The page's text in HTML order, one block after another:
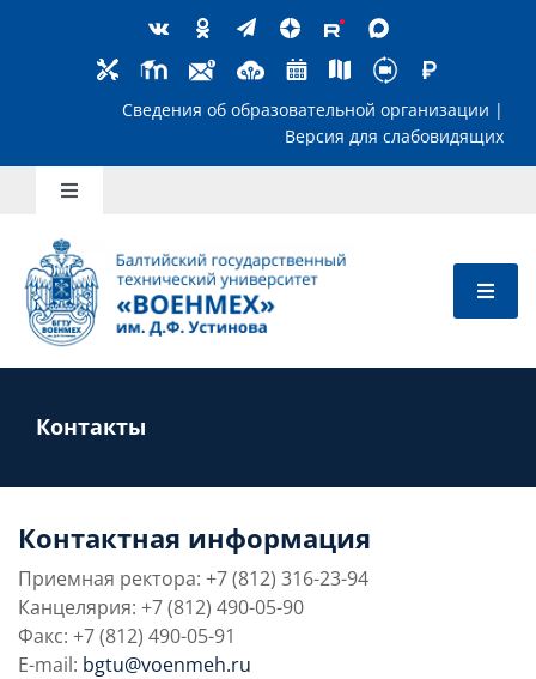
Сведения об образовательной
Toggle
Школьникам
Абитуриентам
Преподавателям
Слушателям
Партнерам
Контакты
Контактная информация
Приемная ректора: +7 (812) 316-23-94
Канцелярия: +7 (812) 490-05-90
Факс: +7 (812) 490-05-91
E-mail: bgtu@voenmeh.ru